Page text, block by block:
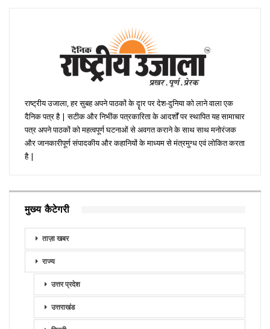
राष्ट्रीय उजाला, हर सुबह अपने पाठकों के दॄार पर देश-दुनिया को लाने वाला एक
दैनिक पत्र है | सटीक और निभींक पत्रकारिता के आदर्शों पर स्थापित यह सामाचार
पत्र अपने पाठकों को महत्वपूर्ण घटनाओं से अवगत कराने के साथ साथ मनोरंजक
और जानकारीपूर्ण संपादकीय और कहानियों के माध्यम से मंत्रमुग्ध एवं लोकित करता
है |
मुख्य कैटेगरी
ताज़ा खबर
राज्य
उत्तर प्रदेश
उत्तराखंड